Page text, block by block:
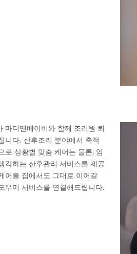
마더앤베이비와 함께 조리원 퇴
니다. 산후조리 분야에서 축적
로 상황별 맞춤 케어는 물론, 엄
각하는 산후관리 서비스를 제공
어를 집에서도 그대로 이어갈
우미 서비스를 연결해드립니다.